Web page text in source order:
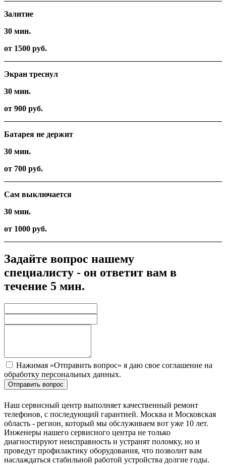
Залитие
30 мин.
от 1500 руб.
Экран треснул
30 мин.
от 900 руб.
Батарея не держит
30 мин.
от 700 руб.
Сам выключается
30 мин.
от 1000 руб.
Задайте вопрос нашему
специалисту - он ответит вам в
течение 5 мин.
Нажимая «Отправить вопрос» я даю свое соглашение на
обработку персональных данных.
Отправить вопрос
Наш сервисный центр выполняет качественный ремонт
телефонов, с последующий гарантией. Москва и Московская
область - регион, который мы обслуживаем вот уже 10 лет.
Инженеры нашего сервисного центра не только
диагностируют неисправность и устранят поломку, но и
проведут профилактику оборудования, что позволит вам
наслаждаться стабильной работой устройства долгие годы.